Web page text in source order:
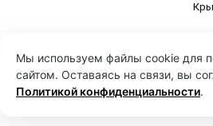
Мы используем файлы cookie для
сайтом. Оставаясь на связи, вы
Политикой конфиденциальности.